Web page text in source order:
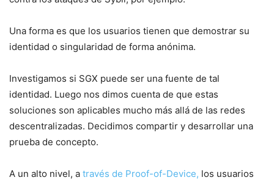
Una forma es que los usuarios tienen que demostrar su
identidad o singularidad de forma anónima.
Investigamos si SGX puede ser una fuente de tal
identidad. Luego nos dimos cuenta de que estas
soluciones son aplicables mucho más allá de las redes
descentralizadas. Decidimos compartir y desarrollar una
prueba de concepto.
A un alto nivel, a través de Proof-of-Device, los usuarios